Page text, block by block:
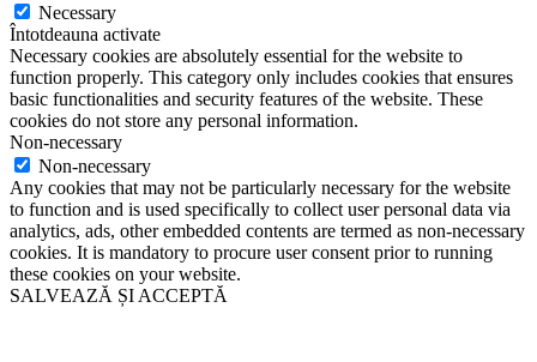
Necessary
Întotdeauna activate
Necessary cookies are absolutely essential for the website to
function properly. This category only includes cookies that ensures
basic functionalities and security features of the website. These
cookies do not store any personal information.
Non-necessary
Non-necessary
Any cookies that may not be particularly necessary for the website
to function and is used specifically to collect user personal data via
analytics, ads, other embedded contents are termed as non-necessary
cookies. It is mandatory to procure user consent prior to running
these cookies on your website.
SALVEAZĂ ȘI ACCEPTĂ